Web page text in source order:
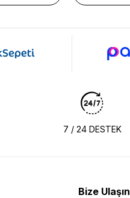
7 / 24 DESTEK
Bize Ulaşın